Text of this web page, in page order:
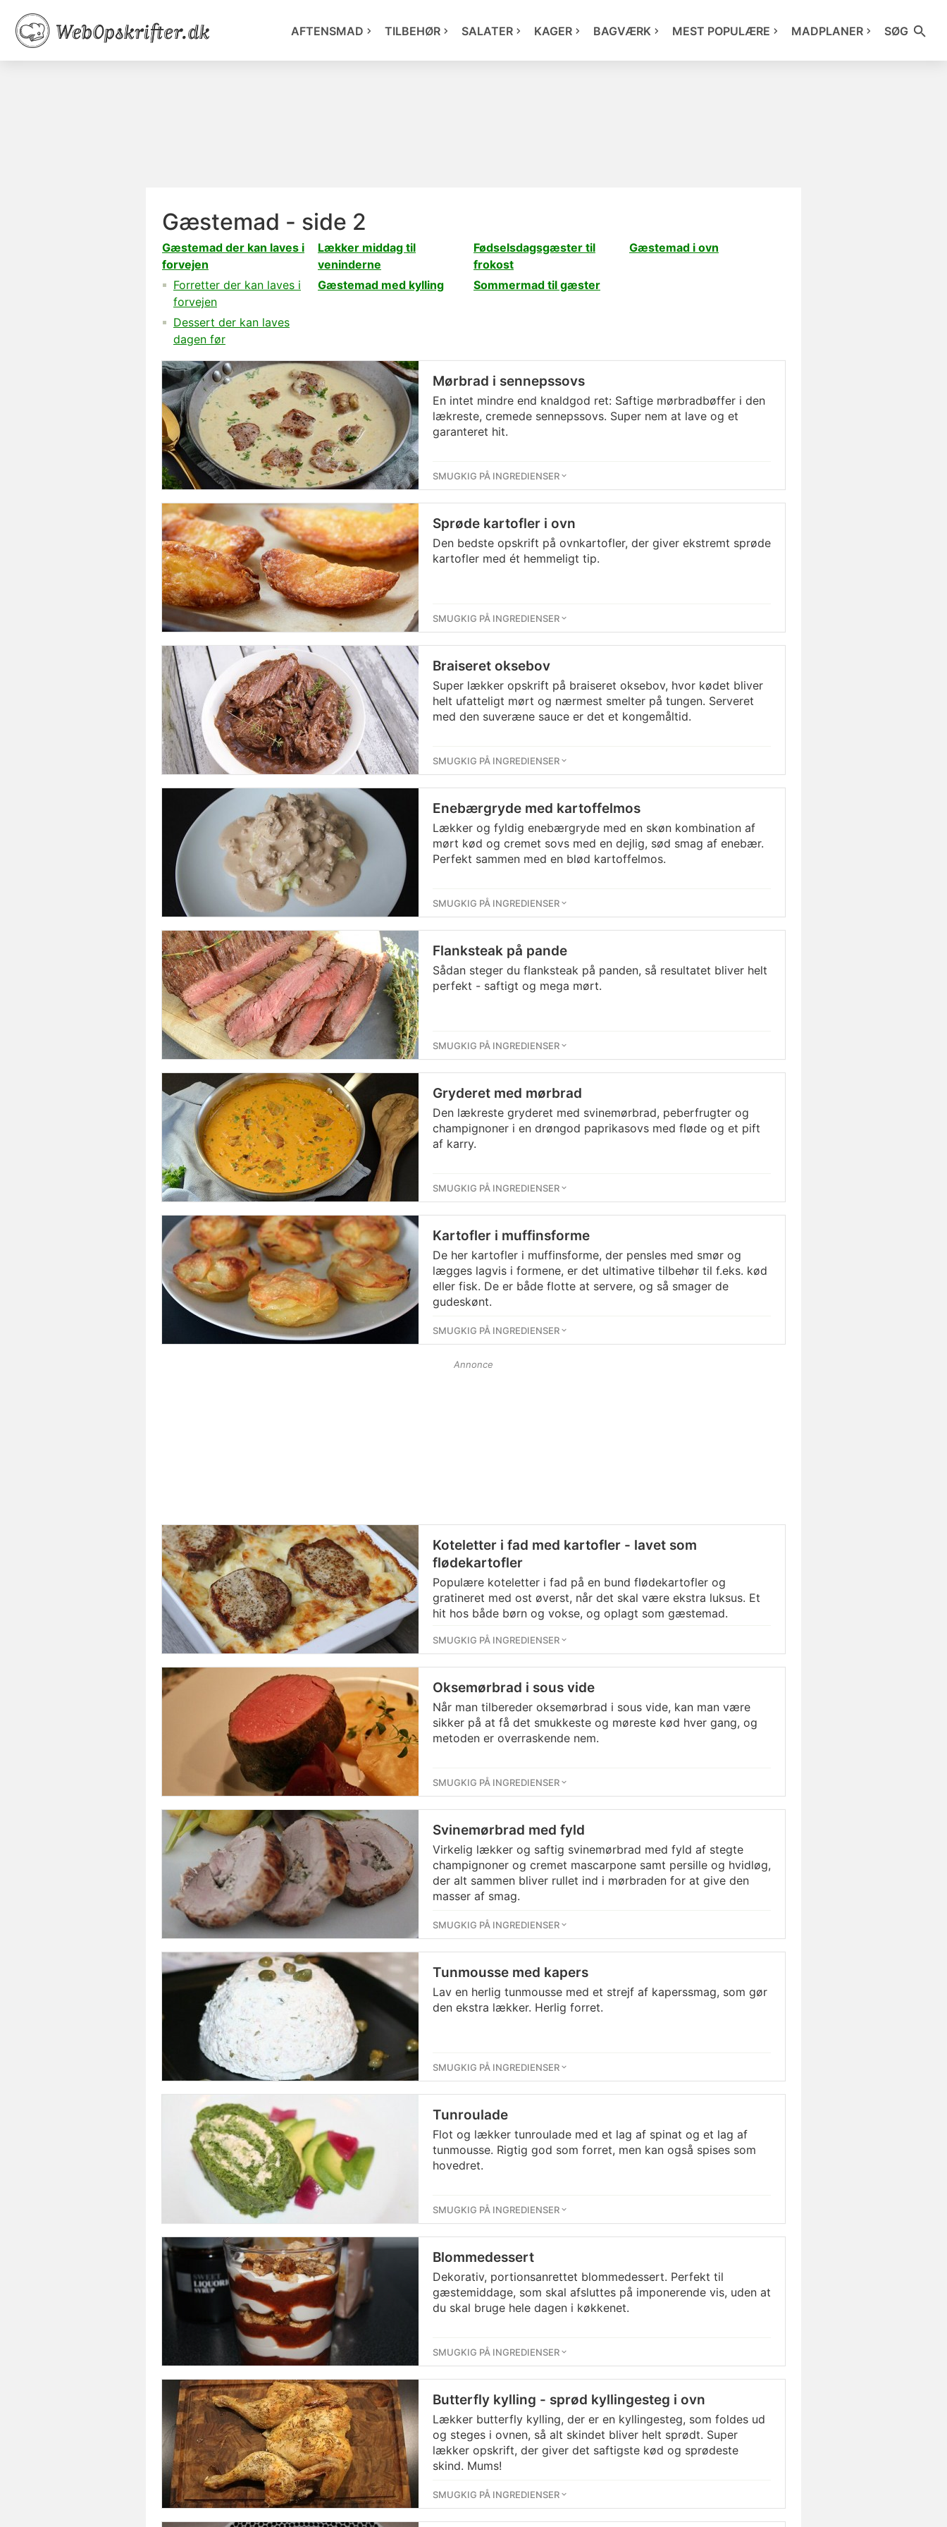
AFTENSMAD TILBEHØR SALATER KAGER BAGVÆRK MEST POPULÆRE MADPLANER SØG
Gæstemad - side 2
Gæstemad der kan laves i
forvejen
Forretter der kan laves i
forvejen
Dessert der kan laves
dagen før
Lækker middag til
veninderne
Gæstemad med kylling
Fødselsdagsgæster til
frokost
Sommermad til gæster
Gæstemad i ovn
Mørbrad i sennepssovs
En intet mindre end knaldgod ret: Saftige mørbradbøffer i den
lækreste, cremede sennepssovs. Super nem at lave og et
garanteret hit.
SMUGKIG PÅ INGREDIENSER
Sprøde kartofler i ovn
Den bedste opskrift på ovnkartofler, der giver ekstremt sprøde
kartofler med ét hemmeligt tip.
SMUGKIG PÅ INGREDIENSER
Braiseret oksebov
Super lækker opskrift på braiseret oksebov, hvor kødet bliver
helt ufatteligt mørt og nærmest smelter på tungen. Serveret
med den suveræne sauce er det et kongemåltid.
SMUGKIG PÅ INGREDIENSER
Enebærgryde med kartoffelmos
Lækker og fyldig enebærgryde med en skøn kombination af
mørt kød og cremet sovs med en dejlig, sød smag af enebær.
Perfekt sammen med en blød kartoffelmos.
SMUGKIG PÅ INGREDIENSER
Flanksteak på pande
Sådan steger du flanksteak på panden, så resultatet bliver helt
perfekt - saftigt og mega mørt.
SMUGKIG PÅ INGREDIENSER
Gryderet med mørbrad
Den lækreste gryderet med svinemørbrad, peberfrugter og
champignoner i en drøngod paprikasovs med fløde og et pift
af karry.
SMUGKIG PÅ INGREDIENSER
Kartofler i muffinsforme
De her kartofler i muffinsforme, der pensles med smør og
lægges lagvis i formene, er det ultimative tilbehør til f.eks. kød
eller fisk. De er både flotte at servere, og så smager de
gudeskønt.
SMUGKIG PÅ INGREDIENSER
Annonce
Koteletter i fad med kartofler - lavet som
flødekartofler
Populære koteletter i fad på en bund flødekartofler og
gratineret med ost øverst, når det skal være ekstra luksus. Et
hit hos både børn og vokse, og oplagt som gæstemad.
SMUGKIG PÅ INGREDIENSER
Oksemørbrad i sous vide
Når man tilbereder oksemørbrad i sous vide, kan man være
sikker på at få det smukkeste og møreste kød hver gang, og
metoden er overraskende nem.
SMUGKIG PÅ INGREDIENSER
Svinemørbrad med fyld
Virkelig lækker og saftig svinemørbrad med fyld af stegte
champignoner og cremet mascarpone samt persille og hvidløg,
der alt sammen bliver rullet ind i mørbraden for at give den
masser af smag.
SMUGKIG PÅ INGREDIENSER
Tunmousse med kapers
Lav en herlig tunmousse med et strejf af kaperssmag, som gør
den ekstra lækker. Herlig forret.
SMUGKIG PÅ INGREDIENSER
Tunroulade
Flot og lækker tunroulade med et lag af spinat og et lag af
tunmousse. Rigtig god som forret, men kan også spises som
hovedret.
SMUGKIG PÅ INGREDIENSER
Blommedessert
Dekorativ, portionsanrettet blommedessert. Perfekt til
gæstemiddage, som skal afsluttes på imponerende vis, uden at
du skal bruge hele dagen i køkkenet.
SMUGKIG PÅ INGREDIENSER
Butterfly kylling - sprød kyllingesteg i ovn
Lækker butterfly kylling, der er en kyllingesteg, som foldes ud
og steges i ovnen, så alt skindet bliver helt sprødt. Super
lækker opskrift, der giver det saftigste kød og sprødeste
skind. Mums!
SMUGKIG PÅ INGREDIENSER